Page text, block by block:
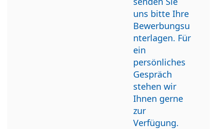
uns bitte Ihre
Bewerbungsu
nterlagen. Für
ein
persönliches
Gespräch
stehen wir
Ihnen gerne
zur
Verfügung.